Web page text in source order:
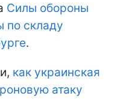
Силы обороны
по складу
.
как украинская
атаку